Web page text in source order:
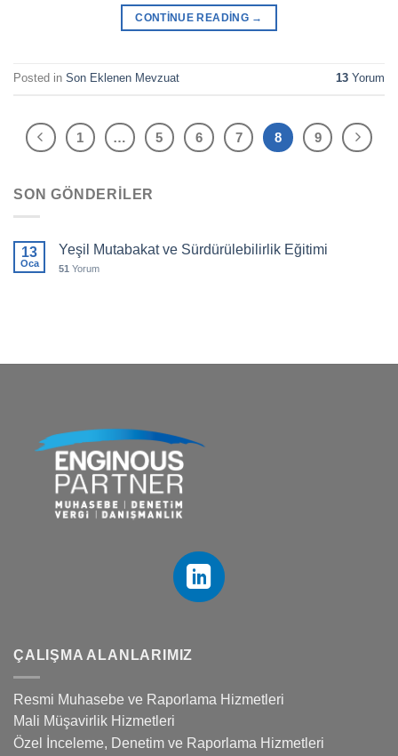
CONTINUE READING →
Posted in Son Eklenen Mevzuat 13 Yorum
1 … 5 6 7 8 9
SON GÖNDERILER
13
Oca
Yeşil Mutabakat ve Sürdürülebilirlik Eğitimi
51 Yorum
ÇALIŞMA ALANLARIMIZ
Resmi Muhasebe ve Raporlama Hizmetleri
Mali Müşavirlik Hizmetleri
Özel İnceleme, Denetim ve Raporlama Hizmetleri